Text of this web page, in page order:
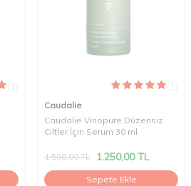
Caudalie
Caudalie Vinopure Düzensiz
Ciltler İçin Serum 30 ml
1.500,00TL 1.250,00TL
Sepete Ekle